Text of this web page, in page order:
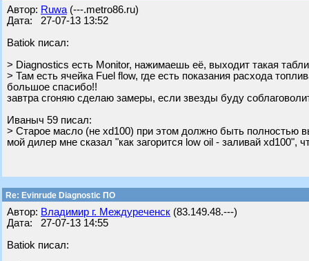
Автор: Ruwa (---.metro86.ru)
Дата: 27-07-13 13:52
Batiok писал:
> Diagnostics есть Monitor, нажимаешь её, выходит такая
> Там есть ячейка Fuel flow, где есть показания расхода
большое спасибо!!
завтра сгоняю сделаю замеры, если звезды буду
Ивaныч 59 писал:
> Старое масло (не xd100) при этом должно быть полностью
мой дилер мне сказал "как загорится low oil - заливай xd100",
Re: Evinrude Diagnostic ПО
Автор: Владимир г. Междуреченск (83.149.48.---)
Дата: 27-07-13 14:55
Batiok писал: